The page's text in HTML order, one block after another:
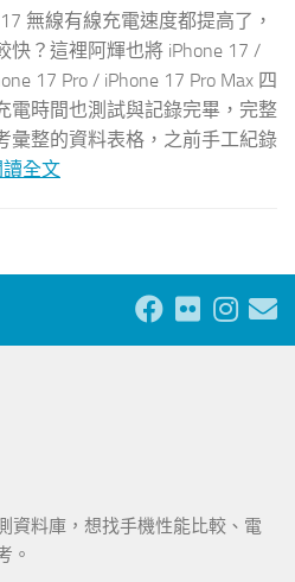
無線有線充電速度都提高了，
快？這裡阿輝也將 iPhone 17 /
17 Pro / iPhone 17 Pro Max 四
電時間也測試與記錄完畢，完整
彙整的資料表格，之前手工紀錄
讀全文
資料庫，想找手機性能比較、電
。